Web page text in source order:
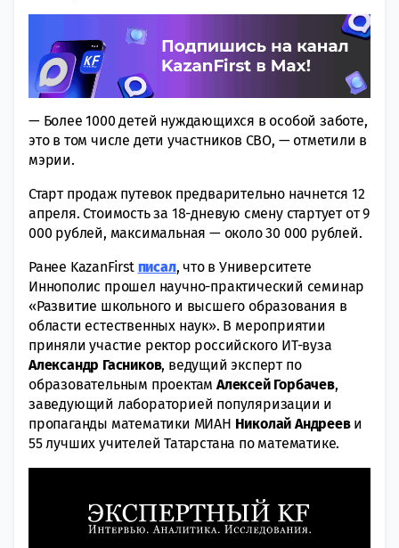
— Более 1000 детей нуждающихся в особой заботе,
это в том числе дети участников СВО, — отметили в
мэрии.
Старт продаж путевок предварительно начнется 12
апреля. Стоимость за 18-дневую смену стартует от 9
000 рублей, максимальная — около 30 000 рублей.
Ранее KazanFirst писал, что в Университете
Иннополис прошел научно-практический семинар
«Развитие школьного и высшего образования в
области естественных наук». В мероприятии
приняли участие ректор российского ИТ-вуза
Александр Гасников, ведущий эксперт по
образовательным проектамАлексей Горбачев,
заведующий лабораторией популяризации и
пропаганды математики МИАН Николай Андрееви
55 лучших учителей Татарстана по математике.